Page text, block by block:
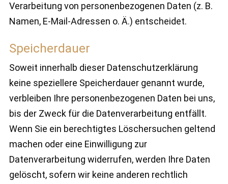
Verarbeitung von personenbezogenen Daten (z. B.
Namen, E-Mail-Adressen o. Ä.) entscheidet.
Speicherdauer
Soweit innerhalb dieser Datenschutzerklärung
keine speziellere Speicherdauer genannt wurde,
verbleiben Ihre personenbezogenen Daten bei uns,
bis der Zweck für die Datenverarbeitung entfällt.
Wenn Sie ein berechtigtes Löschersuchen geltend
machen oder eine Einwilligung zur
Datenverarbeitung widerrufen, werden Ihre Daten
gelöscht, sofern wir keine anderen rechtlich